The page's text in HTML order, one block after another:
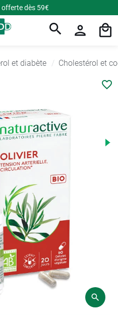
offerte dès 59€
et diabète Cholestérol et